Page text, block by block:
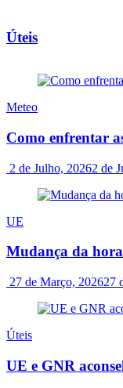
Úteis
Meteo
Como enfrentar
2 de Julho, 20262 de
UE
Mudança da
27 de Março, 202627
Úteis
UE e GNR